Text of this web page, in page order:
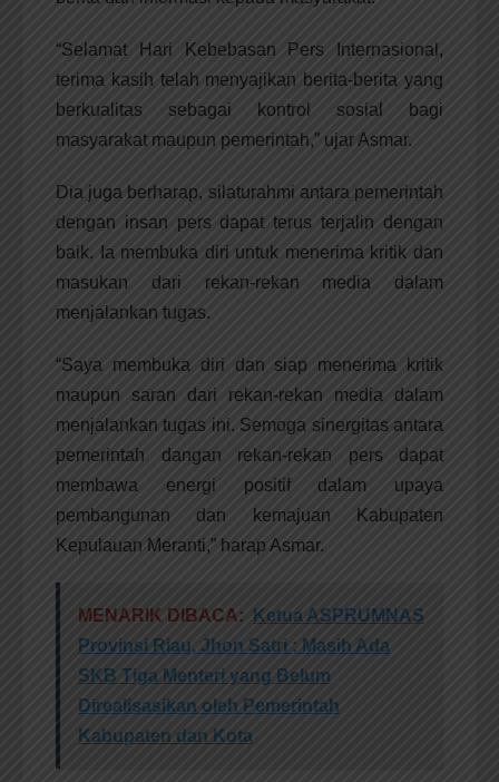
“Selamat Hari Kebebasan Pers Internasional,
terima kasih telah menyajikan berita-berita yang
berkualitas sebagai kontrol sosial bagi
masyarakat maupun pemerintah,” ujar Asmar.
Dia juga berharap, silaturahmi antara pemerintah
dengan insan pers dapat terus terjalin dengan
baik. Ia membuka diri untuk menerima kritik dan
masukan dari rekan-rekan media dalam
menjalankan tugas.
“Saya membuka diri dan siap menerima kritik
maupun saran dari rekan-rekan media dalam
menjalankan tugas ini. Semoga sinergitas antara
pemerintah dangan rekan-rekan pers dapat
membawa energi positif dalam upaya
pembangunan dan kemajuan Kabupaten
Kepulauan Meranti,” harap Asmar.
MENARIK DIBACA:
Ketua ASPRUMNAS
Provinsi Riau, Jhon Satri ; Masih Ada
SKB Tiga Menteri yang Belum
Direalisasikan oleh Pemerintah
Kabupaten dan Kota